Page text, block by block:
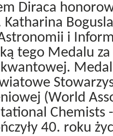
Diraca
Katharina
i
tego Medalu
(World
Chemists
40. roku